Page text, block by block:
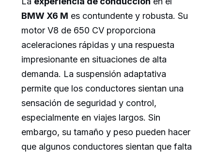
BMW X6 M es contundente y robusta. Su
motor V8 de 650 CV proporciona
aceleraciones rápidas y una respuesta
impresionante en situaciones de alta
demanda. La suspensión adaptativa
permite que los conductores sientan una
sensación de seguridad y control,
especialmente en viajes largos. Sin
embargo, su tamaño y peso pueden hacer
que algunos conductores sientan que falta